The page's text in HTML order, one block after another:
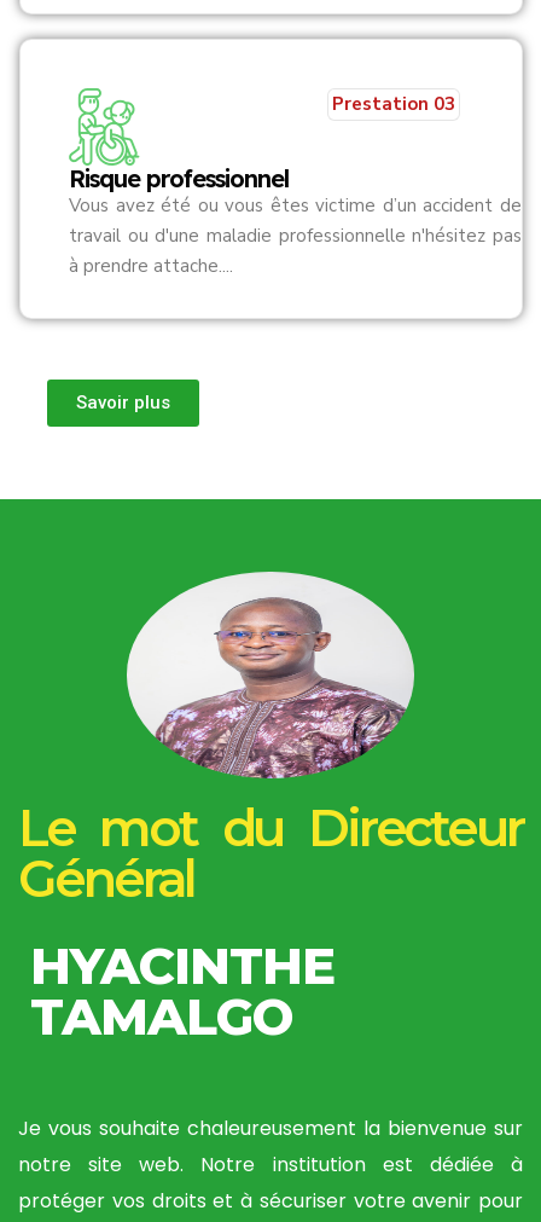
Prestation 03
Risque professionnel
Vous avez été ou vous êtes victime d’un accident de
travail ou d'une maladie professionnelle n'hésitez pas
à prendre attache....
Savoir plus
Le mot du Directeur
Général
HYACINTHE
TAMALGO
Je vous souhaite chaleureusement la bienvenue sur
notre site web. Notre institution est dédiée à
protéger vos droits et à sécuriser votre avenir pour